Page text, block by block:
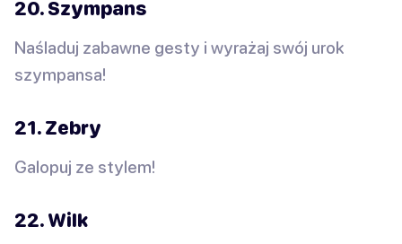
20. Szympans
Naśladuj zabawne gesty i wyrażaj swój urok
szympansa!
21. Zebry
Galopuj ze stylem!
22. Wilk